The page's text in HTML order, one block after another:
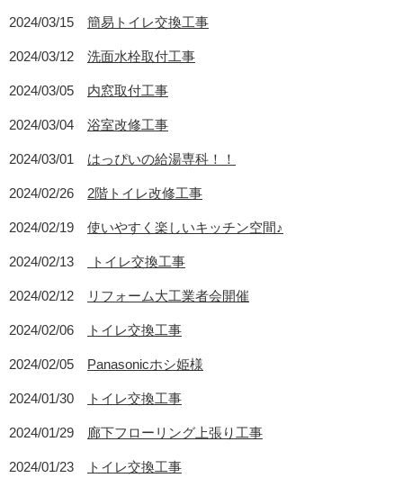
2024/03/15 簡易トイレ交換工事
2024/03/12 洗面水栓取付工事
2024/03/05 内窓取付工事
2024/03/04 浴室改修工事
2024/03/01 はっぴいの給湯専科！！
2024/02/26 2階トイレ改修工事
2024/02/19 使いやすく楽しいキッチン空間♪
2024/02/13 トイレ交換工事
2024/02/12 リフォーム大工業者会開催
2024/02/06 トイレ交換工事
2024/02/05 Panasonicホシ姫様
2024/01/30 トイレ交換工事
2024/01/29 廊下フローリング上張り工事
2024/01/23 トイレ交換工事